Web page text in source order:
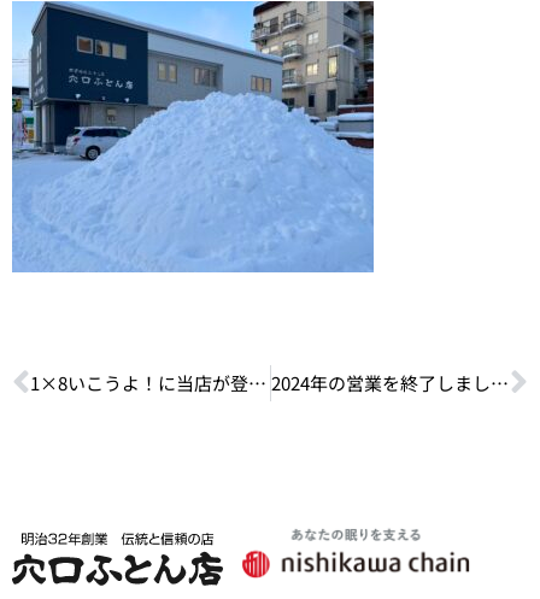
1×8いこうよ！に当店が登場しました！（11/24放送） 2024年の営業を終了しました。（※初売りは1月5日(日)からです）